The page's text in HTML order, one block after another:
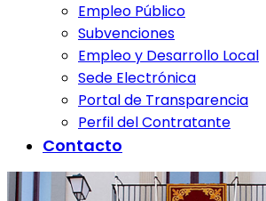
Empleo Público
Subvenciones
Empleo y Desarrollo Local
Sede Electrónica
Portal de Transparencia
Perfil del Contratante
Contacto